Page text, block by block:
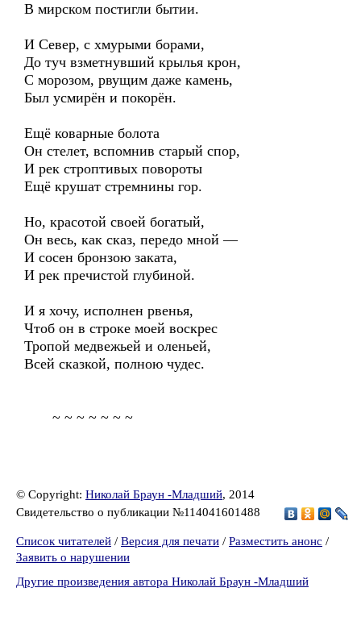
В мирском постигли бытии.
И Север, с хмурыми борами,
До туч взметнувший крылья крон,
С морозом, рвущим даже камень,
Был усмирён и покорён.
Ещё коварные болота
Он стелет, вспомнив старый спор,
И рек строптивых повороты
Ещё крушат стремнины гор.
Но, красотой своей богатый,
Он весь, как сказ, передо мной —
И сосен бронзою заката,
И рек пречистой глубиной.
И я хочу, исполнен рвенья,
Чтоб он в строке моей воскрес
Тропой медвежьей и оленьей,
Всей сказкой, полною чудес.
~ ~ ~ ~ ~ ~ ~
© Copyright: Николай Браун -Младший, 2014
Свидетельство о публикации №114041601488
Список читателей / Версия для печати / Разместить анонс /
Заявить о нарушении
Другие произведения автора Николай Браун -Младший